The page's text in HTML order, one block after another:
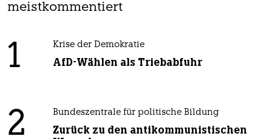
meistkommentiert
1 Krise der Demokratie
AfD-Wählen als Triebabfuhr
2 Bundeszentrale für politische Bildung
Zurück zu den antikommunistischen